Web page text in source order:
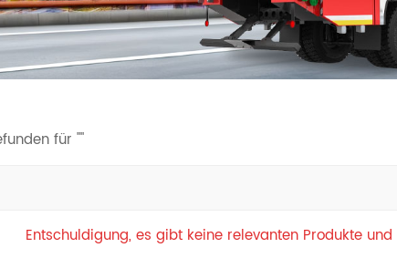
für ""
Entschuldigung, es gibt keine relevanten Produkte